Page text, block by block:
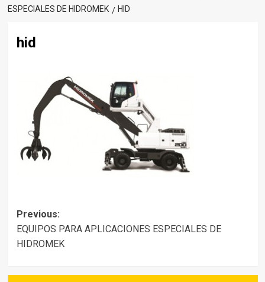
ESPECIALES DE HIDROMEK
HID
hid
Post
navigation
Previous:
EQUIPOS PARA APLICACIONES ESPECIALES DE
HIDROMEK